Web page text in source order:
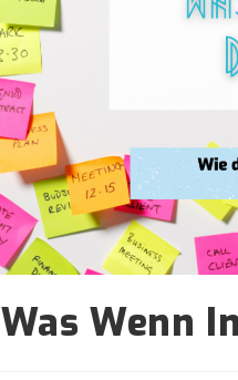
Was Wenn